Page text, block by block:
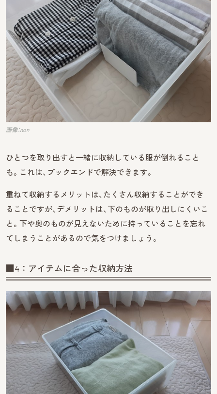
画像：non
ひとつを取り出すと一緒に収納している服が倒れること
も。これは、ブックエンドで解決できます。
重ねて収納するメリットは、たくさん収納することができ
ることですが、デメリットは、下のものが取り出しにくいこ
と。下や奥のものが見えないために持っていることを忘れ
てしまうことがあるので気をつけましょう。
■4：アイテムに合った収納方法